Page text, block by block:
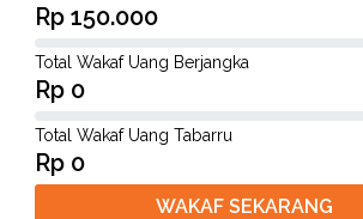
Rp 150.000
Total Wakaf Uang Berjangka
Rp 0
Total Wakaf Uang Tabarru
Rp 0
WAKAF SEKARANG